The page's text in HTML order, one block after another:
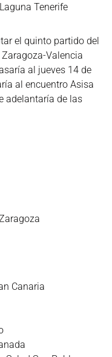
Tenerife
el quinto partido del
Valencia
al jueves 14 de
al encuentro Asisa
adelantaría de las
Canaria